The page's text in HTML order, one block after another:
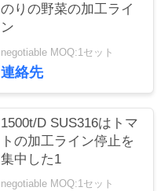
のりの野菜の加工ライ
ン
negotiable MOQ:1セット
連絡先
1500t/D SUS316はトマ
トの加工ライン停止を
集中した1
negotiable MOQ:1セット